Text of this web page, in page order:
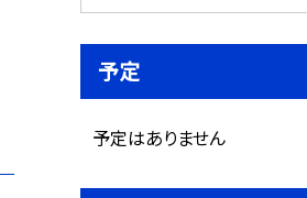
予定
予定はありません